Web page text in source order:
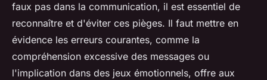
faux pas dans la communication, il est essentiel de
reconnaître et d'éviter ces pièges. Il faut mettre en
évidence les erreurs courantes, comme la
compréhension excessive des messages ou
l'implication dans des jeux émotionnels, offre aux